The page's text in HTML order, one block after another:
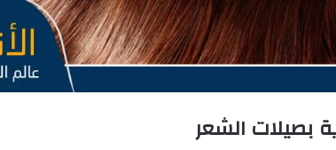
بصيلات الشعر